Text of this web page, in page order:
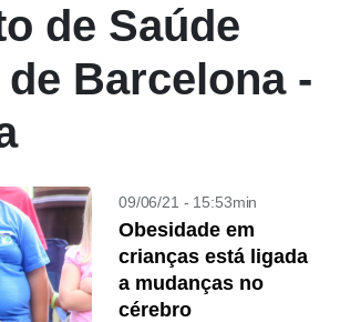
de Saúde
Barcelona -
09/06/21 - 15:53min
Obesidade em
crianças está ligada
a mudanças no
cérebro